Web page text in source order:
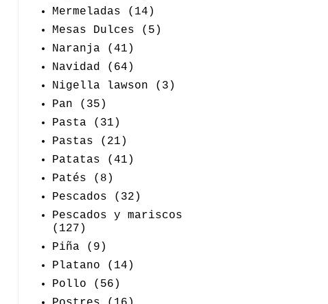
Mermeladas
(14)
Mesas Dulces
(5)
Naranja
(41)
Navidad
(64)
Nigella lawson
(3)
Pan
(35)
Pasta
(31)
Pastas
(21)
Patatas
(41)
Patés
(8)
Pescados
(32)
Pescados y mariscos
(127)
Piña
(9)
Platano
(14)
Pollo
(56)